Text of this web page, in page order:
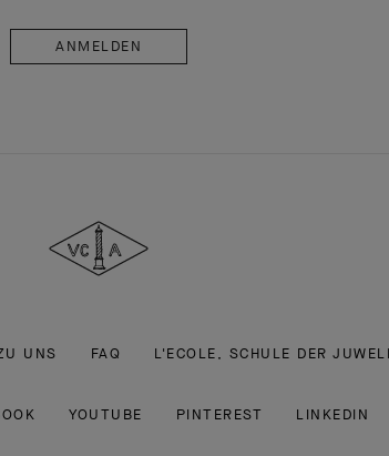
Arpels
UNS FAQ L'ECOLE, SCHULE DER
YOUTUBE PINTEREST LINKEDIN